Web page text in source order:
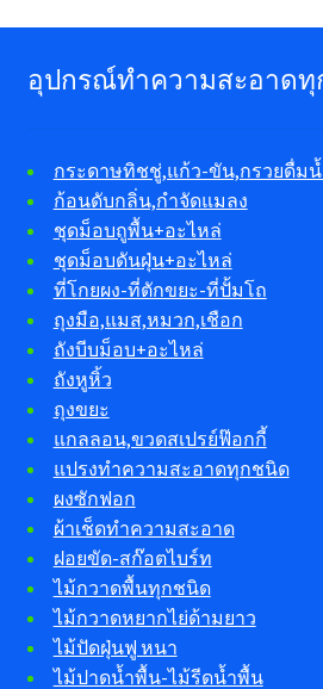
อุปกรณ์ทำความสะอาด
กระดาษทิชชู่,แก้ว-ขัน,กรวยดื่ม
ก้อนดับกลิ่น,กำจัดแมลง
ชุดม็อบถูพื้น+อะไหล่
ชุดม็อบดันฝุ่น+อะไหล่
ที่โกยผง-ที่ตักขยะ-ที่ปั้มโถ
ถุงมือ,แมส,หมวก,เชือก
ถังบีบม็อบ+อะไหล่
ถังหูหิ้ว
ถุงขยะ
แกลลอน,ขวดสเปรย์ฟ๊อกกี้
แปรงทำความสะอาดทุกชนิด
ผงซักฟอก
ผ้าเช็ดทำความสะอาด
ฝอยขัด-สก๊อตไบร์ท
ไม้กวาดพื้นทุกชนิด
ไม้กวาดหยากไย่ด้ามยาว
ไม้ปัดฝุ่นฟู หนา
ไม้ปาดน้ำพื้น-ไม้รีดน้ำพื้น